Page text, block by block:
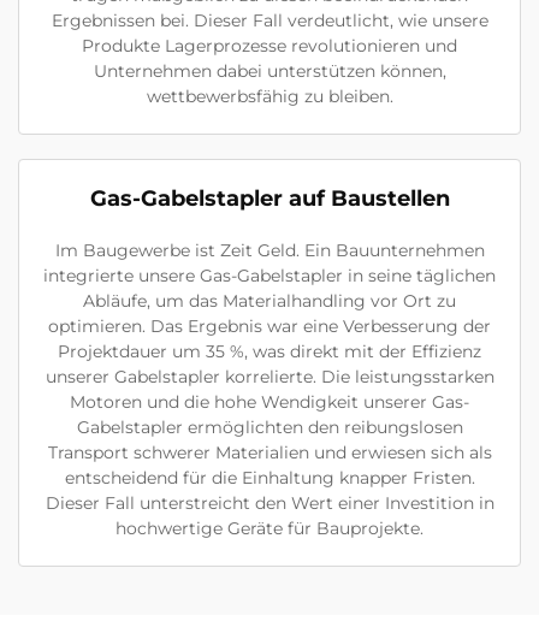
Ergebnissen bei. Dieser Fall verdeutlicht, wie unsere
Produkte Lagerprozesse revolutionieren und
Unternehmen dabei unterstützen können,
wettbewerbsfähig zu bleiben.
Gas-Gabelstapler auf Baustellen
Im Baugewerbe ist Zeit Geld. Ein Bauunternehmen
integrierte unsere Gas-Gabelstapler in seine täglichen
Abläufe, um das Materialhandling vor Ort zu
optimieren. Das Ergebnis war eine Verbesserung der
Projektdauer um 35 %, was direkt mit der Effizienz
unserer Gabelstapler korrelierte. Die leistungsstarken
Motoren und die hohe Wendigkeit unserer Gas-
Gabelstapler ermöglichten den reibungslosen
Transport schwerer Materialien und erwiesen sich als
entscheidend für die Einhaltung knapper Fristen.
Dieser Fall unterstreicht den Wert einer Investition in
hochwertige Geräte für Bauprojekte.